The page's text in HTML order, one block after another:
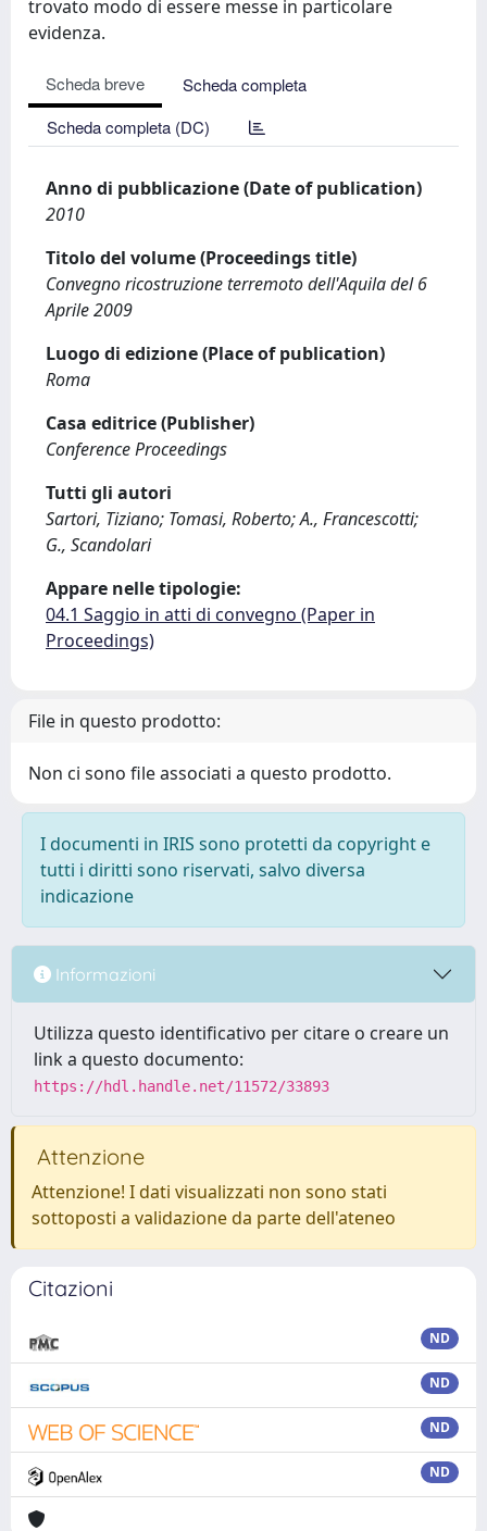
trovato modo di essere messe in particolare
evidenza.
Scheda breve
Scheda completa
Scheda completa (DC)
Anno di pubblicazione (Date of publication)
2010
Titolo del volume (Proceedings title)
Convegno ricostruzione terremoto dell'Aquila del 6
Aprile 2009
Luogo di edizione (Place of publication)
Roma
Casa editrice (Publisher)
Conference Proceedings
Tutti gli autori
Sartori, Tiziano; Tomasi, Roberto; A., Francescotti;
G., Scandolari
Appare nelle tipologie:
04.1 Saggio in atti di convegno (Paper in
Proceedings)
File in questo prodotto:
Non ci sono file associati a questo prodotto.
I documenti in IRIS sono protetti da copyright e
tutti i diritti sono riservati, salvo diversa
indicazione
Informazioni
Utilizza questo identificativo per citare o creare un
link a questo documento:
https://hdl.handle.net/11572/33893
Attenzione
Attenzione! I dati visualizzati non sono stati
sottoposti a validazione da parte dell'ateneo
Citazioni
ND
ND
ND
ND